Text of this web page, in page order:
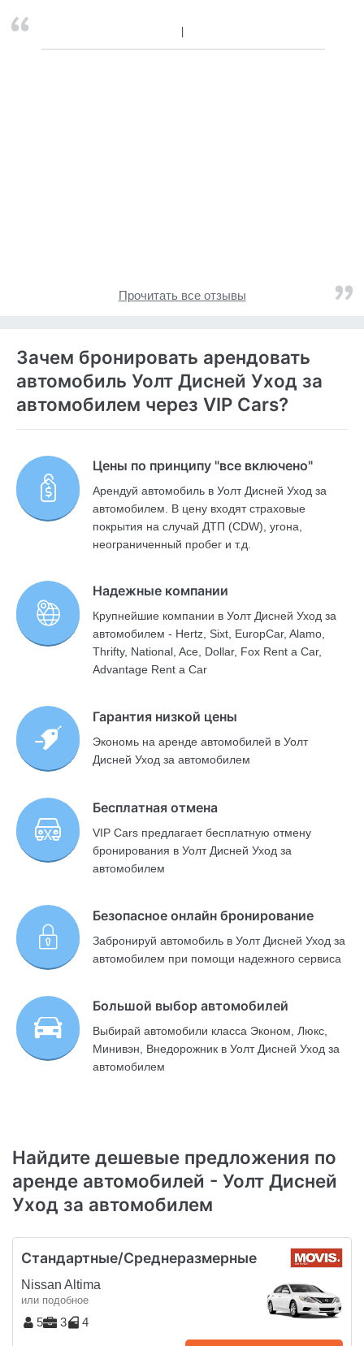
Прочитать все отзывы
Зачем бронировать арендовать
автомобиль Уолт Дисней Уход за
автомобилем через VIP Cars?
Цены по принципу "все включено"
Арендуй автомобиль в Уолт Дисней Уход за
автомобилем. В цену входят страховые
покрытия на случай ДТП (CDW), угона,
неограниченный пробег и т.д.
Надежные компании
Крупнейшие компании в Уолт Дисней Уход за
автомобилем - Hertz, Sixt, EuropCar, Alamo,
Thrifty, National, Ace, Dollar, Fox Rent a Car,
Advantage Rent a Car
Гарантия низкой цены
Экономь на аренде автомобилей в Уолт
Дисней Уход за автомобилем
Бесплатная отмена
VIP Cars предлагает бесплатную отмену
бронирования в Уолт Дисней Уход за
автомобилем
Безопасное онлайн бронирование
Забронируй автомобиль в Уолт Дисней Уход за
автомобилем при помощи надежного сервиса
Большой выбор автомобилей
Выбирай автомобили класса Эконом, Люкс,
Минивэн, Внедорожник в Уолт Дисней Уход за
автомобилем
Найдите дешевые предложения по
аренде автомобилей - Уолт Дисней
Уход за автомобилем
Стандартные/Среднеразмерные
Nissan Altima
или подобное
5 3 4